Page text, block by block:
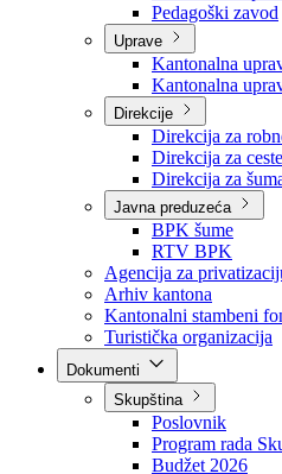
Zavod
Zavod za javno
Zavod za
Pedagoški zavod
Uprave
Kantonalna
Kantonalna
Direkcije
Direkcija za
Direkcija za ceste
Direkcija za
Javna preduzeća
BPK šume
RTV BPK
Agencija za privatizaciju
Arhiv kantona
Kantonalni stambeni
Turistička organizacija
Skupština